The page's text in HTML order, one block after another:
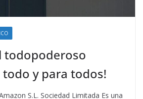
todopoderoso
y para todos!
S.L. Sociedad Limitada Es una